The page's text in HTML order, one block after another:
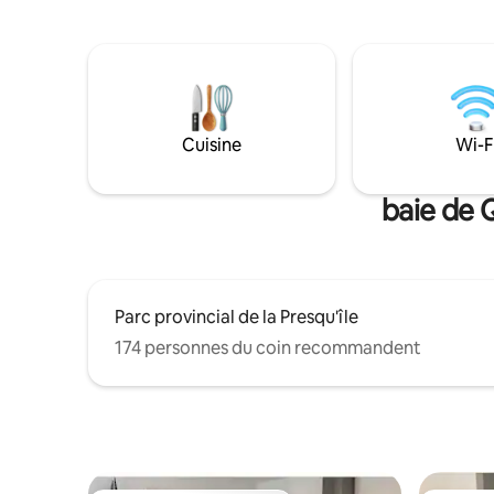
vues de carte postale et de commodités
de spa privées. ST-2023-0002
Cuisine Wi-
baie de
Parc provincial de la Presqu'île
174 personnes du coin recommandent